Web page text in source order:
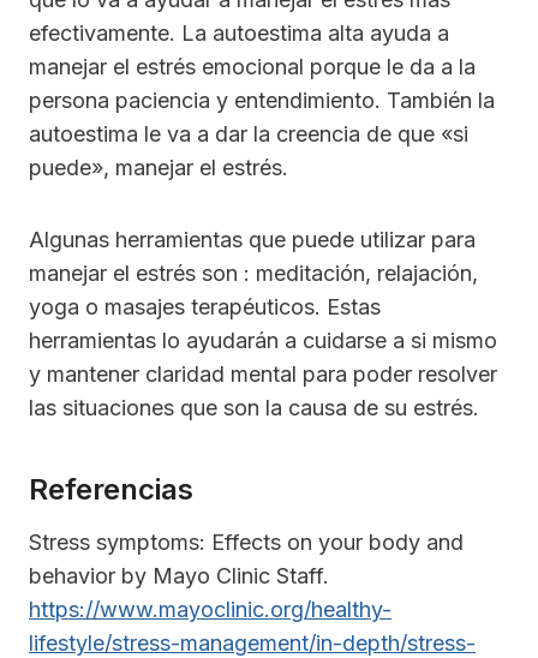
efectivamente. La autoestima alta ayuda a
manejar el estrés emocional porque le da a la
persona paciencia y entendimiento. También la
autoestima le va a dar la creencia de que «si
puede», manejar el estrés.
Algunas herramientas que puede utilizar para
manejar el estrés son : meditación, relajación,
yoga o masajes terapéuticos. Estas
herramientas lo ayudarán a cuidarse a si mismo
y mantener claridad mental para poder resolver
las situaciones que son la causa de su estrés.
Referencias
Stress symptoms: Effects on your body and
behavior by Mayo Clinic Staff.
https://www.mayoclinic.org/healthy-
lifestyle/stress-management/in-depth/stress-